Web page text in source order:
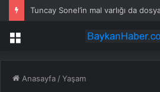
Menü
Anasayfa /Yaşam